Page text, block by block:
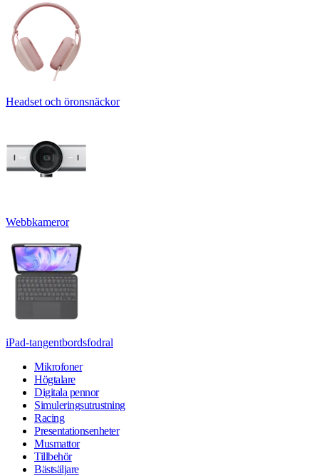
Headset och öronsnäckor
Webbkameror
iPad-tangentbordsfodral
Mikrofoner
Högtalare
Digitala pennor
Simuleringsutrustning
Racing
Presentationsenheter
Musmattor
Tillbehör
Bästsäljare